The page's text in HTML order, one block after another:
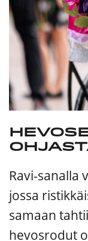
Ravi-sanalla
jossa
samaan
hevosrodut